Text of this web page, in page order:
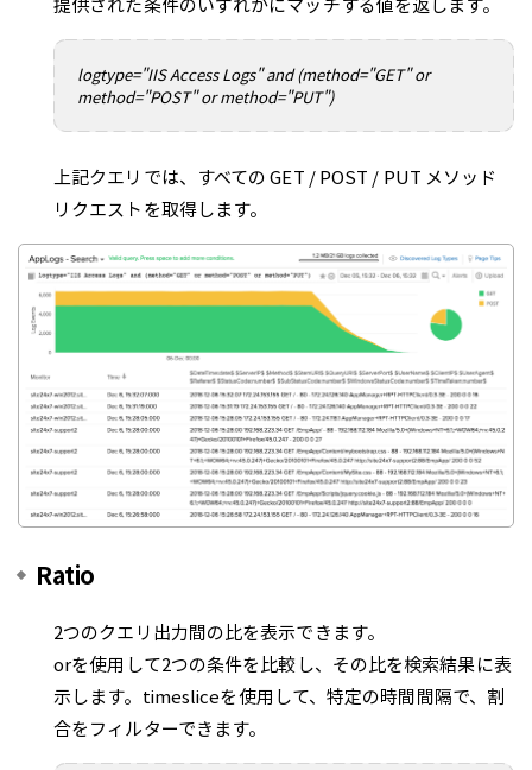
logtype="IIS Access Logs" and (method="GET" or
method="POST" or method="PUT")
上記クエリでは、すべての GET / POST / PUT メソッド
リクエストを取得します。
Ratio
2つのクエリ出力間の比を表示できます。
orを使用して2つの条件を比較し、その比を検索結果に表
示します。timesliceを使用して、特定の時間間隔で、割
合をフィルターできます。